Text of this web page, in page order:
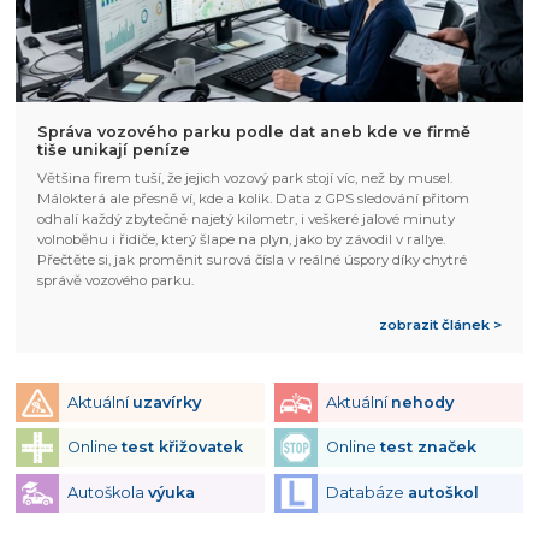
Správa vozového parku podle dat aneb kde ve firmě
tiše unikají peníze
Většina firem tuší, že jejich vozový park stojí víc, než by musel.
Málokterá ale přesně ví, kde a kolik. Data z GPS sledování přitom
odhalí každý zbytečně najetý kilometr, i veškeré jalové minuty
volnoběhu i řidiče, který šlape na plyn, jako by závodil v rallye.
Přečtěte si, jak proměnit surová čísla v reálné úspory díky chytré
správě vozového parku.
zobrazit článek >
Aktuální uzavírky Aktuální nehody
Onlinetest křižovatek Onlinetest značek
Autoškola výuka Databáze autoškol